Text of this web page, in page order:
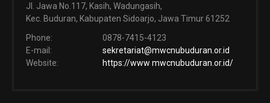
Jl. Jawa No.117, Kasih, Wadungasih,
Kec. Buduran, Kabupaten Sidoarjo, Jawa Timur 61252
Phone:
0878-7415-4123
E-mail:
sekretariat@mwcnubuduran.or.id
Website:
https://www mwcnubuduran.or.id/